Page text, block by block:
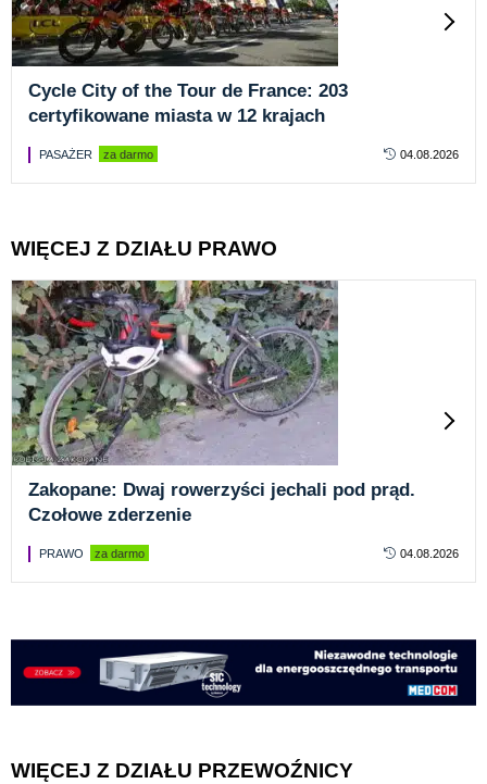
Cycle City of the Tour de France: 203
certyfikowane miasta w 12 krajach
PASAŻER za darmo 04.08.2026
WIĘCEJ Z DZIAŁU PRAWO
Zakopane: Dwaj rowerzyści jechali pod prąd.
Czołowe zderzenie
PRAWO za darmo 04.08.2026
WIĘCEJ Z DZIAŁU PRZEWOŹNICY